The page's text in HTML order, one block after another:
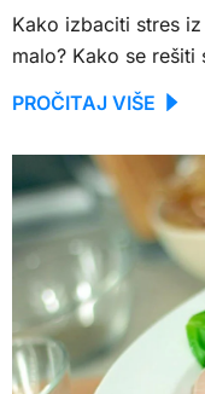
Kako izbaciti stres
malo? Kako se rešiti
PROČITAJ VIŠE